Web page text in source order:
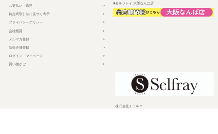
お支払い・送料
特定商取引法に基づく表示
プライバシーポリシー
会社概要
メルマガ登録
新規会員登録
ログイン・マイページ
買い物かご
■セルフレイ 大阪なんば店
株式会社チェルコ